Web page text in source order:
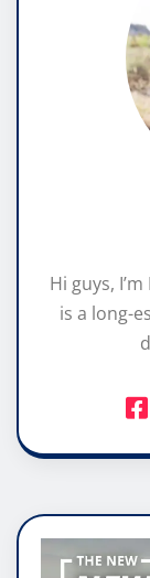
Hi guys,
is a long-